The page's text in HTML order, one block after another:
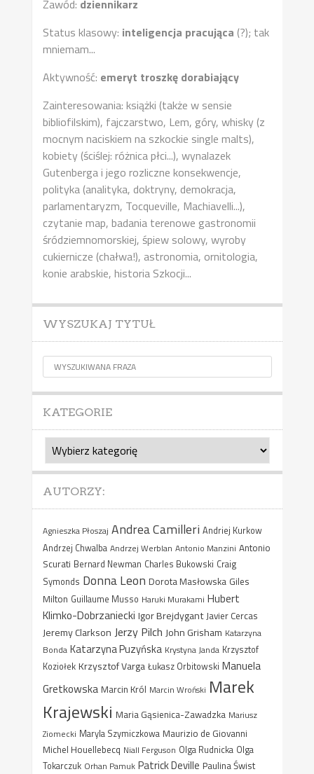
Zawód: dziennikarz
Status klasowy: inteligencja pracująca (?); tak
mniemam...
Aktywność: emeryt troszkę dorabiający
Zainteresowania: książki (także w sensie
bibliofilskim), fajczarstwo, Lem, góry, whisky (z
mocnym naciskiem na szkockie single malts),
kobiety (ściślej: różnica płci...), wynalazek
Gutenberga i jego rozliczne konsekwencje,
polityka (analityka, doktryny, demokracja,
parlamentaryzm, Tocqueville, Machiavelli...),
czytanie map, badania terenowe gastronomii
śródziemnomorskiej, śpiew solowy, wyroby
cukiernicze (chałwa!), astronomia, ornitologia,
konie arabskie, historia Szkocji...
WYSZUKAJ TYTUŁ
KATEGORIE
Kategorie
AUTORZY:
Agnieszka Płoszaj Andrea Camilleri Andriej Kurkow
Andrzej Chwalba Andrzej Werblan Antonio Manzini Antonio
Scurati Bernard Newman Charles Bukowski Craig
Symonds Donna Leon Dorota Masłowska Giles
Milton Guillaume Musso Haruki Murakami Hubert
Klimko-Dobrzaniecki Igor Brejdygant Javier Cercas
Jeremy Clarkson Jerzy Pilch John Grisham Katarzyna
Bonda Katarzyna Puzyńska Krystyna Janda Krzysztof
Koziołek Krzysztof Varga Łukasz Orbitowski Manuela
Gretkowska Marcin Król Marcin Wroński Marek
Krajewski Maria Gąsienica-Zawadzka Mariusz
Ziomecki Maryla Szymiczkowa Maurizio de Giovanni
Michel Houellebecq Niall Ferguson Olga Rudnicka Olga
Tokarczuk Orhan Pamuk Patrick Deville Paulina Świst